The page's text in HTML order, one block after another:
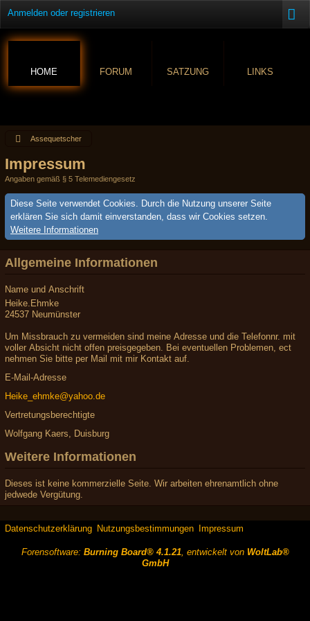
Anmelden oder registrieren
HOME FORUM SATZUNG LINKS
Assequetscher
Impressum
Angaben gemäß § 5 Telemediengesetz
Diese Seite verwendet Cookies. Durch die Nutzung unserer Seite
erklären Sie sich damit einverstanden, dass wir Cookies setzen.
Weitere Informationen
Allgemeine Informationen
Name und Anschrift
Heike.Ehmke
24537 Neumünster
Um Missbrauch zu vermeiden sind meine Adresse und die Telefonnr. mit
voller Absicht nicht offen preisgegeben. Bei eventuellen Problemen, ect
nehmen Sie bitte per Mail mit mir Kontakt auf.
E-Mail-Adresse
Heike_ehmke@yahoo.de
Vertretungsberechtigte
Wolfgang Kaers, Duisburg
Weitere Informationen
Dieses ist keine kommerzielle Seite. Wir arbeiten ehrenamtlich ohne
jedwede Vergütung.
Datenschutzerklärung Nutzungsbestimmungen Impressum
Forensoftware: Burning Board® 4.1.21, entwickelt von WoltLab®
GmbH